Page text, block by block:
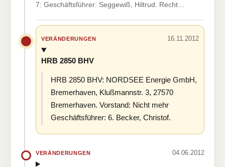
7: Geschäftsführer: Seggewiß, Hiltrud. Recht…
VERÄNDERUNGEN 16.11.2012
HRB 2850 BHV
HRB 2850 BHV: NORDSEE Energie GmbH,
Bremerhaven, Klußmannstr. 3, 27570
Bremerhaven. Vorstand: Nicht mehr
Geschäftsführer: 6. Becker, Christof.
VERÄNDERUNGEN 04.06.2012